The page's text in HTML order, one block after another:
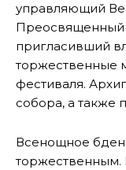
управляющий
Преосвященный
пригласивший
торжественные
фестиваля.
собора, а также
Всенощное